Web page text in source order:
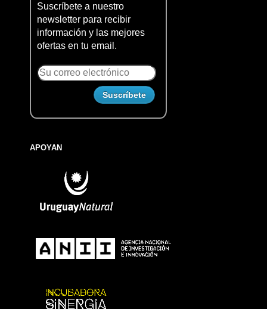
Suscríbete a nuestro
newsletter para recibir
información y las mejores
ofertas en tu email.
APOYAN